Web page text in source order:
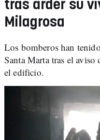
tras arder su
Milagrosa
Los bomberos han
Santa Marta tras el
el edificio.